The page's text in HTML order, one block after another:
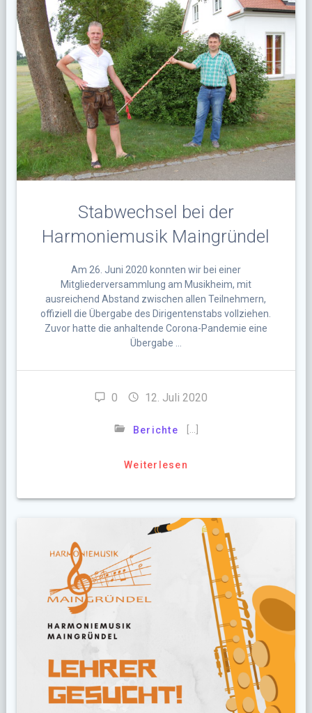
Stabwechsel bei der
Harmoniemusik Maingründel
Am 26. Juni 2020 konnten wir bei einer
Mitgliederversammlung am Musikheim, mit
ausreichend Abstand zwischen allen Teilnehmern,
offiziell die Übergabe des Dirigentenstabs vollziehen.
Zuvor hatte die anhaltende Corona-Pandemie eine
Übergabe …
0 12. Juli 2020
Berichte
Weiterlesen